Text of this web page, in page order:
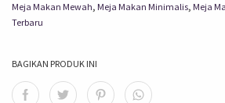
Meja Makan Mewah, Meja Makan Minimalis, Meja
Terbaru
BAGIKAN PRODUK INI